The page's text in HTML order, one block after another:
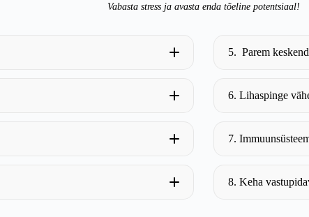
Vabasta stress ja avasta enda tõeline potentsiaal!
5. Parem
6. Lihaspinge
7.
8. Keha